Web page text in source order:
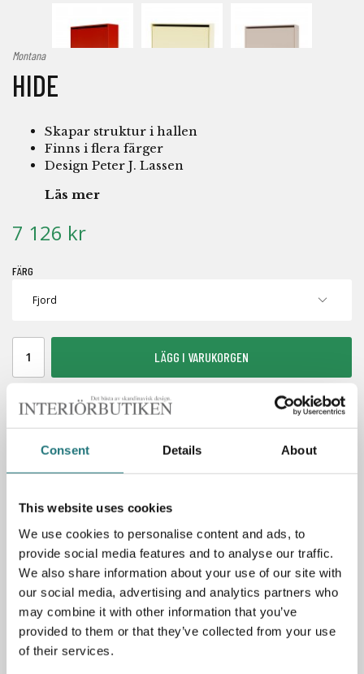
Consent Details About
This website uses cookies
We use cookies to personalise content and ads, to
provide social media features and to analyse our traffic.
We also share information about your use of our site with
our social media, advertising and analytics partners who
may combine it with other information that you’ve
provided to them or that they’ve collected from your use
of their services.
Montana
HIDE
Skapar struktur i hallen
Finns i flera färger
Design Peter J. Lassen
Läs mer
7 126 kr
FÄRG
LÄGG I VARUKORGEN
Beställningsvara ca 8 veckor
Artikelnummer:232693
BETALA MED KLARNA
LAGERVAROR 1-7 DAGAR
Spara som favorit